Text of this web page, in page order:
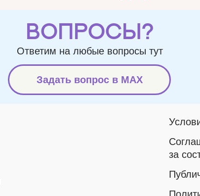
вопросы?
Ответим на любые вопросы тут
Задать вопрос в MAX
за